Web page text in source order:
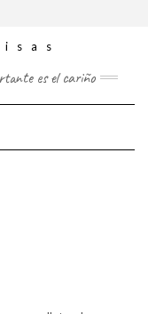
es el cariño